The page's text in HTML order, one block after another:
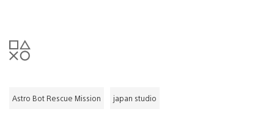
Astro Bot Rescue Mission japan studio